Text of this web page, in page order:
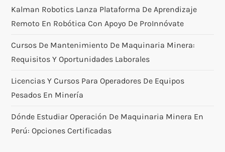
Kalman Robotics Lanza Plataforma De Aprendizaje
Remoto En Robótica Con Apoyo De ProInnóvate
Cursos De Mantenimiento De Maquinaria Minera:
Requisitos Y Oportunidades Laborales
Licencias Y Cursos Para Operadores De Equipos
Pesados En Minería
Dónde Estudiar Operación De Maquinaria Minera En
Perú: Opciones Certificadas